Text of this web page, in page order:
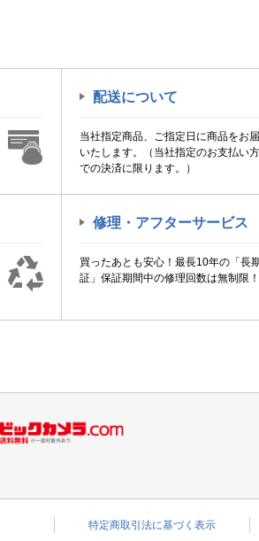
配送について
当社指定商品、ご指定日に商品をお
いたします。（当社指定のお支払い
での決済に限ります。）
修理・アフターサービス
買ったあとも安心！最長10年の「長
証」保証期間中の修理回数は無制限！
特定商取引法に基づく表示